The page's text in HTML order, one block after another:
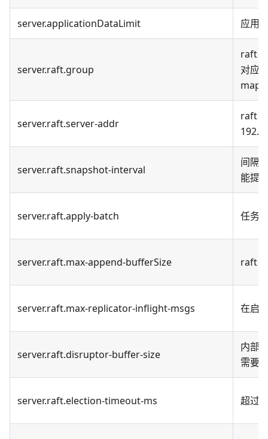
server.applicationDataLimit 应用
server.raft.group
raft
对应
server.raft.server-addr
raft
server.raft.snapshot-interval
间隔
能提
server.raft.apply-batch 任务
server.raft.max-append-bufferSize raft
server.raft.max-replicator-inflight-msgs 在启
server.raft.disruptor-buffer-size
内部
需要
server.raft.election-timeout-ms 超过